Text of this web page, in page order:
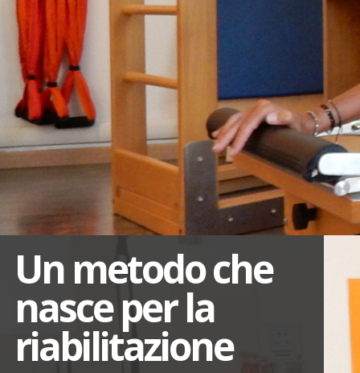
Un metodo che
nasce per la
riabilitazione